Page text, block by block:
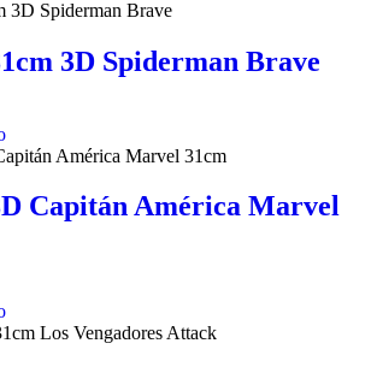
3D Spiderman Brave
Capitán América Marvel